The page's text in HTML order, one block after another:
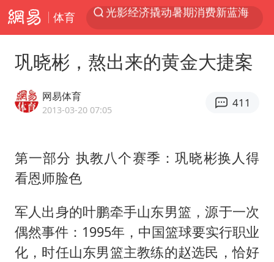
体育
马克·艾伦退出斯诺克中国公开赛
新疆优化调整景区内自驾服务费
情侣平潭拍日出坠崖1死1伤
黄金牛市回来了吗
商场现钱学森巨幅海报 负责人回应
36岁男演员成景区NPC后人气爆棚
全民健身事业高质量发展
巩晓彬，熬出来的黄金大捷案
网易体育
2013-03-20 07:05
411
第一部分 执教八个赛季：巩晓彬换人得
看恩师脸色
军人出身的叶鹏牵手山东男篮，源于一次
偶然事件：1995年，中国篮球要实行职业
化，时任山东男篮主教练的赵选民，恰好